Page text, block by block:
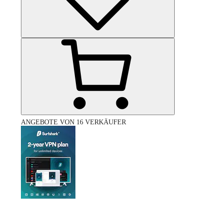
ANGEBOTE VON 16 VERKÄUFER